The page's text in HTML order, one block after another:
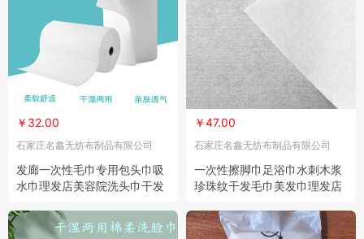
￥32.00
石家庄名鑫无纺布制品有限公司
发廊一次性毛巾专用包头巾吸
水巾理发店美容院洗头巾干发
￥47.00
石家庄名鑫无纺布制品有限公司
一次性擦脚巾足浴巾水刺木浆
珍珠纹干发毛巾美发巾理发店